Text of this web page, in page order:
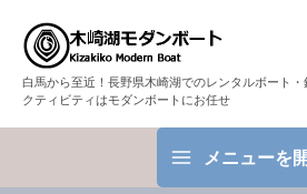
白馬から至近！長野県木崎湖でのレンタルボート
クティビティはモダンボートにお任せ
メニューを